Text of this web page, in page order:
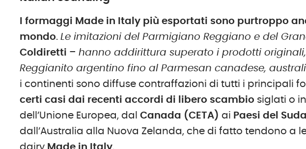
I formaggi Made in Italy più esportati sono purtroppo
mondo.Le imitazioni del Parmigiano Reggiano e del
Coldiretti –hanno addirittura superato i prodotti
Reggianito argentino fino al Parmesan canadese,
i continenti sono diffuse contraffazioni di tutti i principali
certi casi dai recenti accordi di libero scambio siglati o
dell’Unione Europea, dalCanada (CETA) ai Paesi del
dall’Australia alla Nuova Zelanda, che di fatto tendono a